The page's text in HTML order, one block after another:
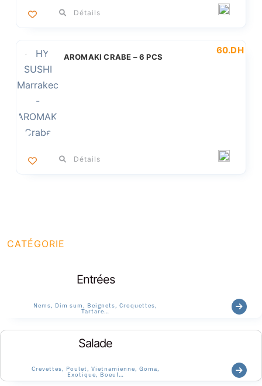
Détails
AROMAKI CRABE – 6 PCS
60.DH
Détails
CATÉGORIE
Entrées
Nems, Dim sum, Beignets, Croquettes,
Tartare…
Salade
Crevettes, Poulet, Vietnamienne, Goma,
Exotique, Boeuf…